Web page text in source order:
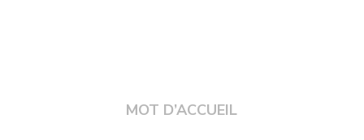
MOT D’ACCUEIL